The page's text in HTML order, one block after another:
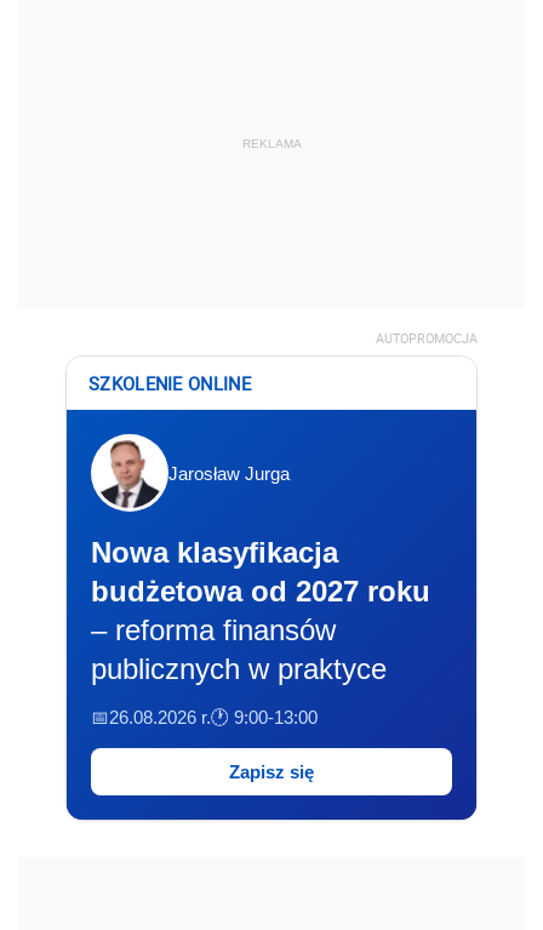
REKLAMA
AUTOPROMOCJA
SZKOLENIE ONLINE
Jarosław Jurga
Nowa klasyfikacja
budżetowa od 2027 roku
– reforma finansów
publicznych w praktyce
📅26.08.2026 r.🕐 9:00-13:00
Zapisz się